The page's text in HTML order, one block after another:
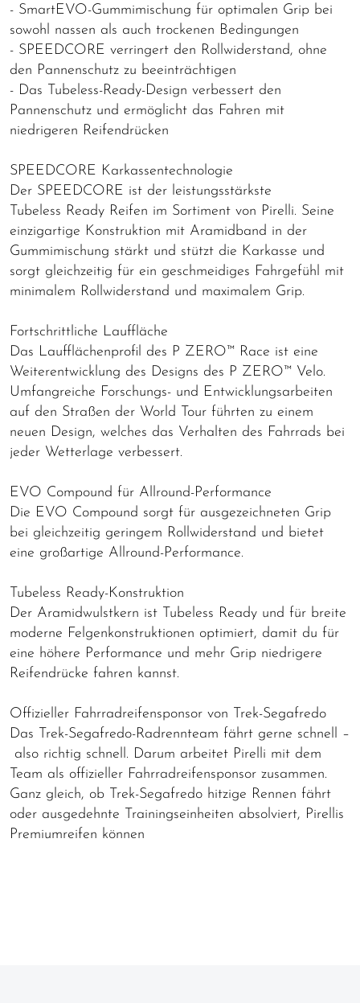
- SmartEVO-Gummimischung für optimalen Grip bei
sowohl nassen als auch trockenen Bedingungen
- SPEEDCORE verringert den Rollwiderstand, ohne
den Pannenschutz zu beeinträchtigen
- Das Tubeless-Ready-Design verbessert den
Pannenschutz und ermöglicht das Fahren mit
niedrigeren Reifendrücken
SPEEDCORE Karkassentechnologie
Der SPEEDCORE ist der leistungsstärkste
Tubeless Ready Reifen im Sortiment von Pirelli. Seine
einzigartige Konstruktion mit Aramidband in der
Gummimischung stärkt und stützt die Karkasse und
sorgt gleichzeitig für ein geschmeidiges Fahrgefühl mit
minimalem Rollwiderstand und maximalem Grip.
Fortschrittliche Lauffläche
Das Laufflächenprofil des P ZERO™ Race ist eine
Weiterentwicklung des Designs des P ZERO™ Velo.
Umfangreiche Forschungs- und Entwicklungsarbeiten
auf den Straßen der World Tour führten zu einem
neuen Design, welches das Verhalten des Fahrrads bei
jeder Wetterlage verbessert.
EVO Compound für Allround-Performance
Die EVO Compound sorgt für ausgezeichneten Grip
bei gleichzeitig geringem Rollwiderstand und bietet
eine großartige Allround-Performance.
Tubeless Ready-Konstruktion
Der Aramidwulstkern ist Tubeless Ready und für breite
moderne Felgenkonstruktionen optimiert, damit du für
eine höhere Performance und mehr Grip niedrigere
Reifendrücke fahren kannst.
Offizieller Fahrradreifensponsor von Trek-Segafredo
Das Trek-Segafredo-Radrennteam fährt gerne schnell –
also richtig schnell. Darum arbeitet Pirelli mit dem
Team als offizieller Fahrradreifensponsor zusammen.
Ganz gleich, ob Trek-Segafredo hitzige Rennen fährt
oder ausgedehnte Trainingseinheiten absolviert, Pirellis
Premiumreifen können